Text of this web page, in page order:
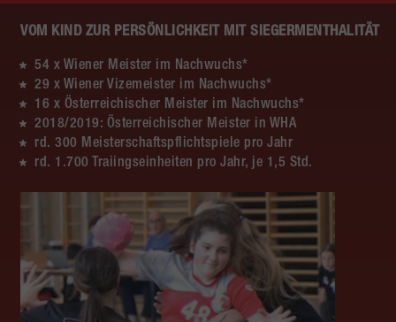
VOM KIND ZUR PERSÖNLICHKEIT MIT SIEGERMENTHALITÄT
54 x Wiener Meister im Nachwuchs*
29 x Wiener Vizemeister im Nachwuchs*
16 x Österreichischer Meister im Nachwuchs*
2018/2019: Österreichischer Meister in WHA
rd. 300 Meisterschaftspflichtspiele pro Jahr
rd. 1.700 Traiingseinheiten pro Jahr, je 1,5 Std.